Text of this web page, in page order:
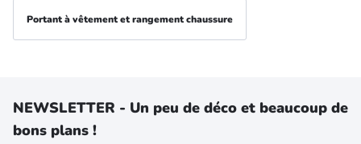
Portant à vêtement et rangement chaussure
NEWSLETTER - Un peu de déco et beaucoup de
bons plans !